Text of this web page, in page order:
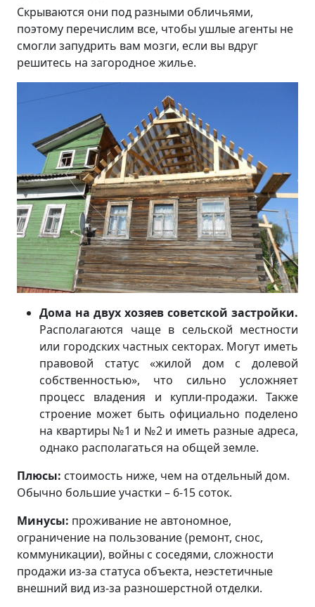
Скрываются они под разными обличьями,
поэтому перечислим все, чтобы ушлые агенты не
смогли запудрить вам мозги, если вы вдруг
решитесь на загородное жилье.
Дома на двух хозяев советской застройки.
Располагаются чаще в сельской местности
или городских частных секторах. Могут иметь
правовой статус «жилой дом с долевой
собственностью», что сильно усложняет
процесс владения и купли-продажи. Также
строение может быть официально поделено
на квартиры №1 и №2 и иметь разные адреса,
однако располагаться на общей земле.
Плюсы: стоимость ниже, чем на отдельный дом.
Обычно большие участки – 6-15 соток.
Минусы: проживание не автономное,
ограничение на пользование (ремонт, снос,
коммуникации), войны с соседями, сложности
продажи из-за статуса объекта, неэстетичные
внешний вид из-за разношерстной отделки.